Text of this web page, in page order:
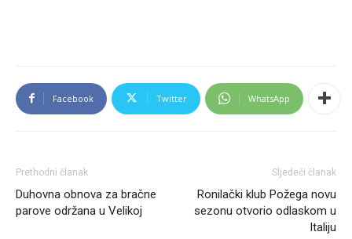
Facebook Twitter WhatsApp
Prethodni članak
Duhovna obnova za bračne
parove održana u Velikoj
Sljedeći članak
Ronilački klub Požega novu
sezonu otvorio odlaskom u
Italiju